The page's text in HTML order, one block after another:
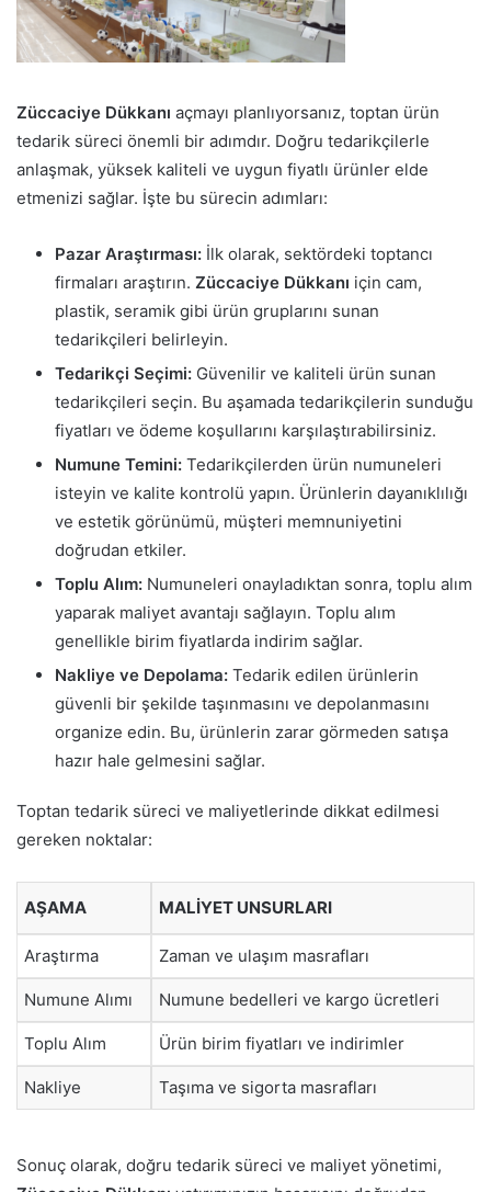
Züccaciye Dükkanı açmayı planlıyorsanız, toptan ürün
tedarik süreci önemli bir adımdır. Doğru tedarikçilerle
anlaşmak, yüksek kaliteli ve uygun fiyatlı ürünler elde
etmenizi sağlar. İşte bu sürecin adımları:
Pazar Araştırması: İlk olarak, sektördeki toptancı
firmaları araştırın. Züccaciye Dükkanı için cam,
plastik, seramik gibi ürün gruplarını sunan
tedarikçileri belirleyin.
Tedarikçi Seçimi: Güvenilir ve kaliteli ürün sunan
tedarikçileri seçin. Bu aşamada tedarikçilerin sunduğu
fiyatları ve ödeme koşullarını karşılaştırabilirsiniz.
Numune Temini: Tedarikçilerden ürün numuneleri
isteyin ve kalite kontrolü yapın. Ürünlerin dayanıklılığı
ve estetik görünümü, müşteri memnuniyetini
doğrudan etkiler.
Toplu Alım: Numuneleri onayladıktan sonra, toplu alım
yaparak maliyet avantajı sağlayın. Toplu alım
genellikle birim fiyatlarda indirim sağlar.
Nakliye ve Depolama: Tedarik edilen ürünlerin
güvenli bir şekilde taşınmasını ve depolanmasını
organize edin. Bu, ürünlerin zarar görmeden satışa
hazır hale gelmesini sağlar.
Toptan tedarik süreci ve maliyetlerinde dikkat edilmesi
gereken noktalar:
AŞAMA MALIYET UNSURLARI
Araştırma Zaman ve ulaşım masrafları
Numune Alımı Numune bedelleri ve kargo ücretleri
Toplu Alım Ürün birim fiyatları ve indirimler
Nakliye Taşıma ve sigorta masrafları
Sonuç olarak, doğru tedarik süreci ve maliyet yönetimi,